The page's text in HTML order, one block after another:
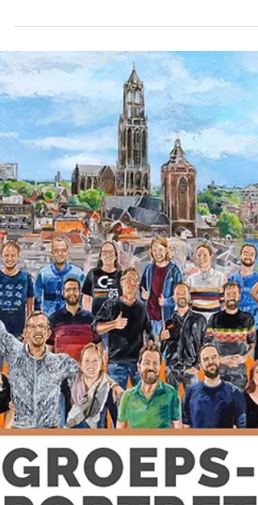
Vier je een bedrijfsjubileum en wil je daar
graag een mooie, blijvende herinnering
overhouden? Geef dan Business Art
cadeau. Feestelijk vastgelegd op doek: het
60-jarig bestaan van Thwan van Gennip
B.V. Het bedrijf Thwan van Gennip bereikt
dit jaar een mijlpaal en wil dat vieren: het
bedrijf bestaat 60 jaar. Het is een
familiebedrijf, opgericht door vader Simon
van Gennip en in 1999 overgenomen door
zoon Thwan. Het bedrijf levert kwalitatief
hoogstaande aardbeien-, frambo